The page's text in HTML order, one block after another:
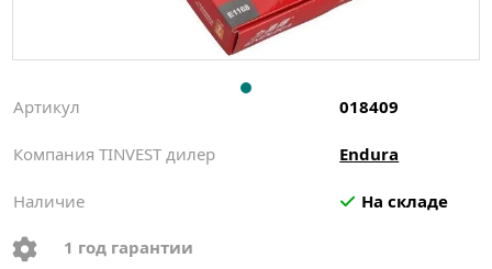
Артикул 018409
Компания TINVEST дилер Endura
Наличие На складе
1 год гарантии